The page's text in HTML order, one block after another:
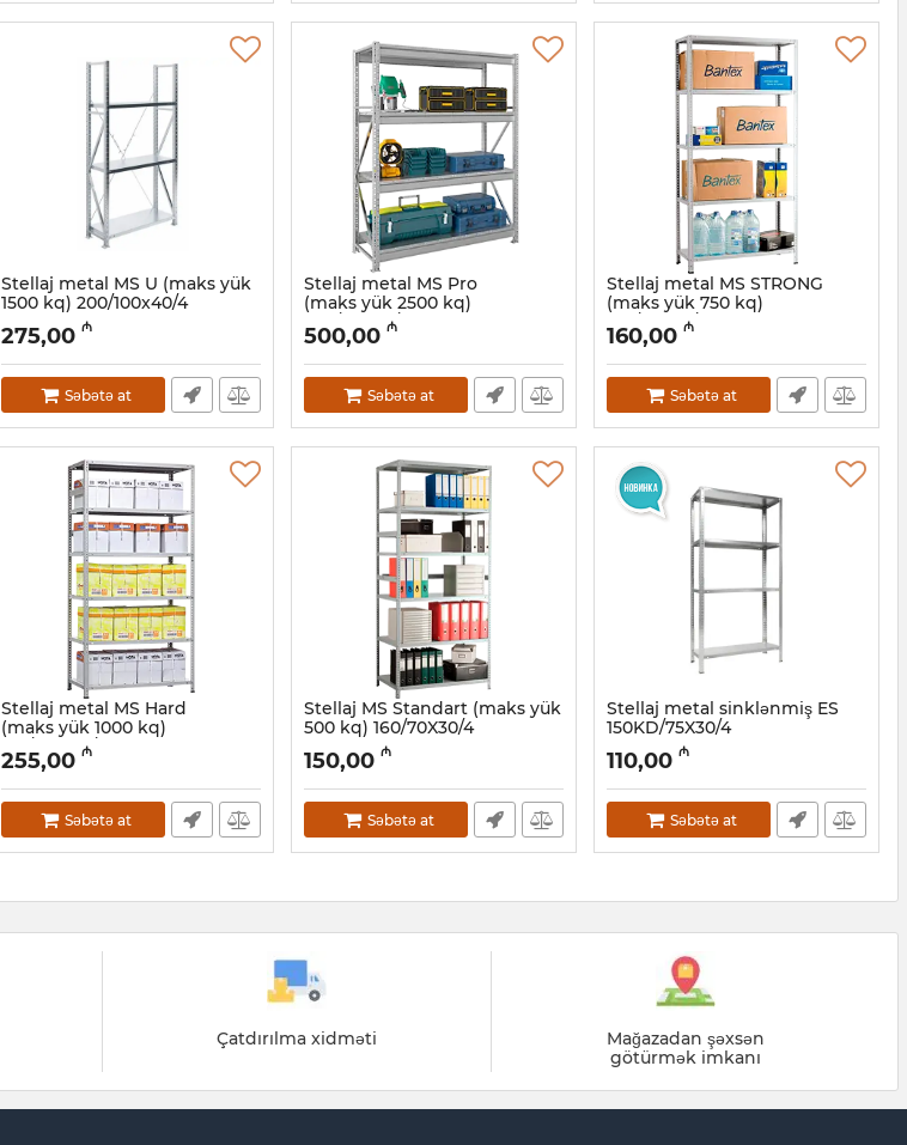
Stellaj metal MS U (maks yük
1500 kq) 200/100x40/4
Artikul: 032001108
275,00 ₼
Səbətə at
Stellaj metal MS Pro
(maks yük 2500 kq)
200/90x40/4
Artikul: 032001107
500,00 ₼
Səbətə at
Stellaj metal MS STRONG
(maks yük 750 kq)
160/70X30/4
Artikul: 032001106
160,00 ₼
Səbətə at
Stellaj metal MS Hard
(maks yük 1000 kq)
185/100x30/4
Artikul: 032001105
255,00 ₼
Səbətə at
Stellaj MS Standart (maks yük
500 kq) 160/70X30/4
Artikul: 032001104
150,00 ₼
Səbətə at
Stellaj metal sinklənmiş ES
150KD/75X30/4
Artikul: 032001102
110,00 ₼
Səbətə at
Çatdırılma xidməti
Mağazadan şəxsən
götürmək imkanı